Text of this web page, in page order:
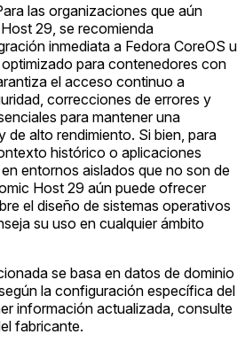
las organizaciones que aún
29, se recomienda
inmediata a Fedora CoreOS u
para contenedores con
el acceso continuo a
correcciones de errores y
para mantener una
de alto rendimiento. Si bien, para
histórico o aplicaciones
entornos aislados que no son de
Host 29 aún puede ofrecer
el diseño de sistemas operativos
su uso en cualquier ámbito
se basa en datos de dominio
la configuración específica del
información actualizada, consulte
fabricante.